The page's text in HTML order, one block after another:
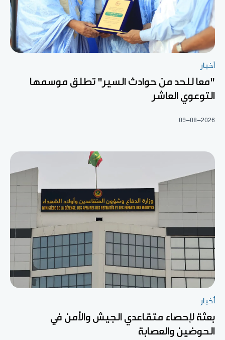
أخبار
"معا للحد من حوادث السير" تطلق موسمها
التوعوي العاشر
09-08-2026
أخبار
بعثة لإحصاء متقاعدي الجيش والأمن في
الحوضين والعصابة